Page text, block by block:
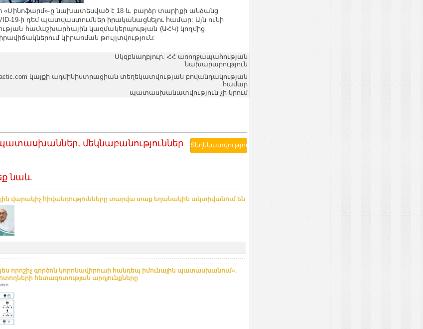
«Սինոֆարմ»-ը նախատեսված է 18 և բարձր տարիքի անձանց
19-ի դեմ պատվաստումներ իրականացնելու համար: Այն ունի
համաշխարհային կազմակերպության (ԱՀԿ) կողմից
կիրառման թույլտվություն:
Սկզբնաղբյուր. ՀՀ առողջապահության
նախարարություն
կայքի ադմինիստրացիան տեղեկատվության բովանդակության
համար
պատասխանատվություն չի կրում
մեկնաբանություններ
նաև
վարակիչ հիվանդությունները տարվա տաք եղանակին ակտիվանում են
որոշիչ գործոն կորոնավիրուսի հանդեպ իմունային պատասխանում».
հետազոտության արդյունքները